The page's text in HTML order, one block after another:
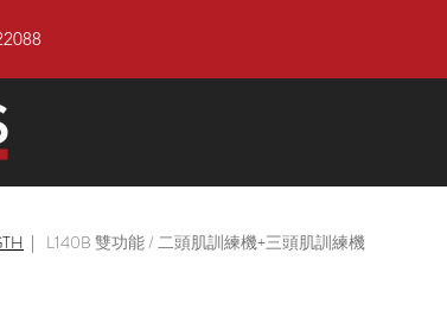
| L140B 雙功能 / 二頭肌訓練機+三頭肌訓練機